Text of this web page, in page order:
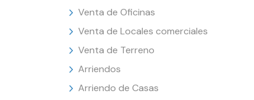
Venta de Oficinas
Venta de Locales comerciales
Venta de Terreno
Arriendos
Arriendo de Casas